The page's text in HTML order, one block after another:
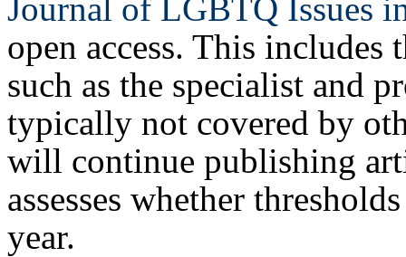
Journal of LGBTQ Issues
open access. This
such as the specialist and
typically not covered by
will continue publishing
assesses whether
year.